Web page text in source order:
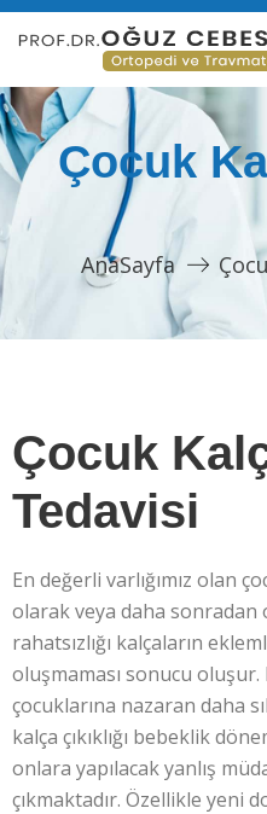
Çocuk
AnaSayfa
Çocuk
Tedavisi
En değerli varlığımız olan
olarak veya daha sonradan
rahatsızlığı kalçaların
oluşmaması sonucu oluşur.
çocuklarına nazaran daha
kalça çıkıklığı bebeklik
onlara yapılacak yanlış
çıkmaktadır. Özellikle yeni